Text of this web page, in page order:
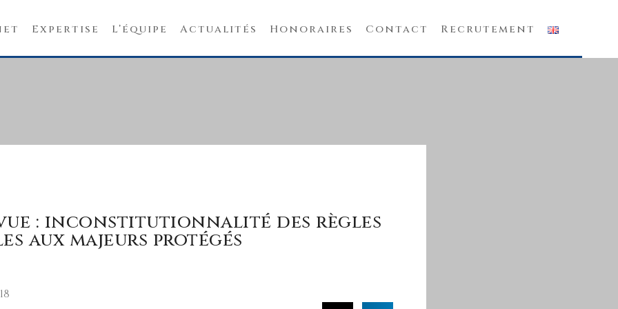
Expertise L’équipe Actualités Honoraires Contact Recrutement
: inconstitutionnalité des règles
aux majeurs protégés